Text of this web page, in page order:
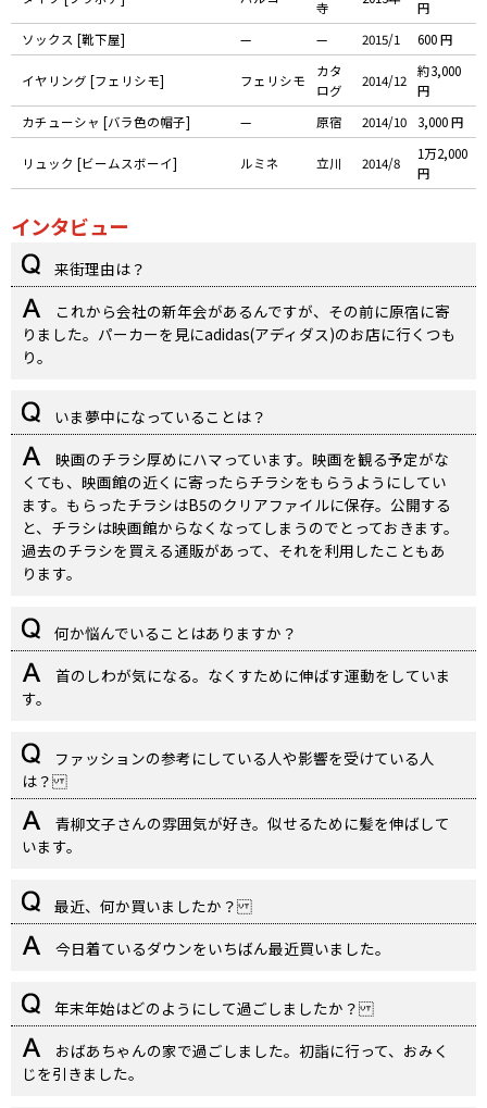
寺
円
ソックス [靴下屋]
— — 2015/1 600 円
イヤリング [フェリシモ] フェリシモ
カタ
ログ
2014/12
約3,000
円
カチューシャ [バラ色の帽子]
— 原宿 2014/10 3,000 円
リュック [ビームスボーイ] ルミネ 立川 2014/8
1万2,000
円
インタビュー
来街理由は？
これから会社の新年会があるんですが、その前に原宿に寄
りました。パーカーを見にadidas(アディダス)のお店に行くつも
り。
いま夢中になっていることは？
映画のチラシ厚めにハマっています。映画を観る予定がな
くても、映画館の近くに寄ったらチラシをもらうようにしてい
ます。もらったチラシはB5のクリアファイルに保存。公開する
と、チラシは映画館からなくなってしまうのでとっておきます。
過去のチラシを買える通販があって、それを利用したこともあ
ります。
何か悩んでいることはありますか？
首のしわが気になる。なくすために伸ばす運動をしていま
す。
ファッションの参考にしている人や影響を受けている人
は？
青柳文子さんの雰囲気が好き。似せるために髪を伸ばして
います。
最近、何か買いましたか？
今日着ているダウンをいちばん最近買いました。
年末年始はどのようにして過ごしましたか？
おばあちゃんの家で過ごしました。初詣に行って、おみく
じを引きました。